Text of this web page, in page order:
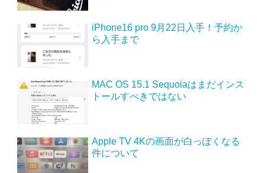
iPhone16 pro 9月22日入手！予約か
ら入手まで
MAC OS 15.1 Sequoiaはまだインス
トールすべきではない
Apple TV 4Kの画面が白っぽくなる
件について